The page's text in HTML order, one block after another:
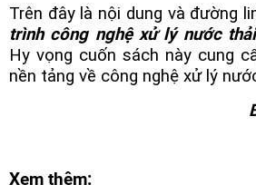
Trên đây là nội dung và đường
trình công nghệ xử lý nước thải
Hy vọng cuốn sách này cung
nền tảng về công nghệ xử lý
Xem thêm: